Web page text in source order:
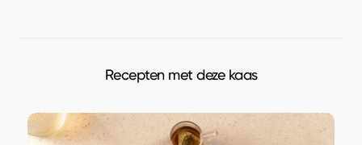
Recepten met deze kaas